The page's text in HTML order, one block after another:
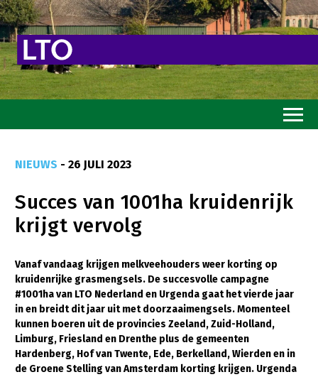
Goed eten
Mooi groen
Sterk ondernemerschap
Transitiepaden
Thema’s
Gezonde planten
Gezonde dieren
NIEUWS - 26 JULI 2023
Succes van 1001ha kruidenrijk
krijgt vervolg
Vanaf vandaag krijgen melkveehouders weer korting op
kruidenrijke grasmengsels. De succesvolle campagne
#1001ha van LTO Nederland en Urgenda gaat het vierde jaar
in en breidt dit jaar uit met doorzaaimengsels. Momenteel
kunnen boeren uit de provincies Zeeland, Zuid-Holland,
Limburg, Friesland en Drenthe plus de gemeenten
Hardenberg, Hof van Twente, Ede, Berkelland, Wierden en in
de Groene Stelling van Amsterdam korting krijgen. Urgenda